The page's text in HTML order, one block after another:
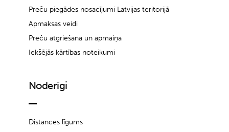
Preču piegādes nosacījumi Latvijas teritorijā
Apmaksas veidi
Preču atgriešana un apmaiņa
Iekšējās kārtības noteikumi
Noderīgi
Distances līgums